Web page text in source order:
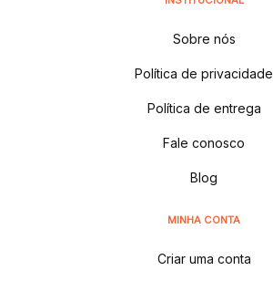
Sobre nós
Política de privacidade
Política de entrega
Fale conosco
Blog
MINHA CONTA
Criar uma conta